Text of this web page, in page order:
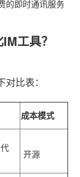
的即时通讯服务
工具？
比表：
成本模式
开源